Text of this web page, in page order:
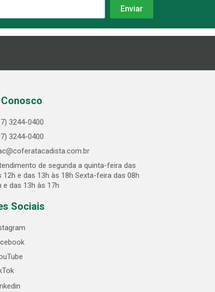
3244-0400
3244-0400
de segunda a quinta-feira das
12h e das 13h às 18h Sexta-feira das 08h
e das 13h às 17h
Sociais